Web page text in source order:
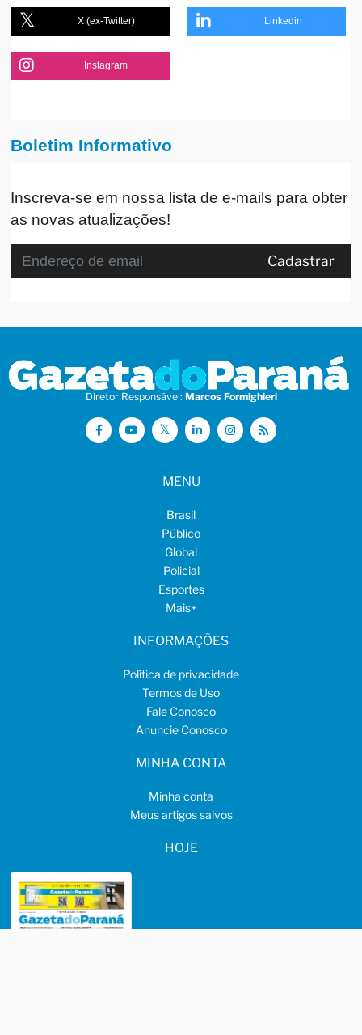
X (ex-Twitter) Linkedin
Instagram
Boletim Informativo
Inscreva-se em nossa lista de e-mails para obter
as novas atualizações!
Cadastrar
Diretor Responsável: Marcos Formighieri
MENU
Brasil
Público
Global
Policial
Esportes
Mais+
INFORMAÇÕES
Política de privacidade
Termos de Uso
Fale Conosco
Anuncie Conosco
MINHA CONTA
Minha conta
Meus artigos salvos
HOJE